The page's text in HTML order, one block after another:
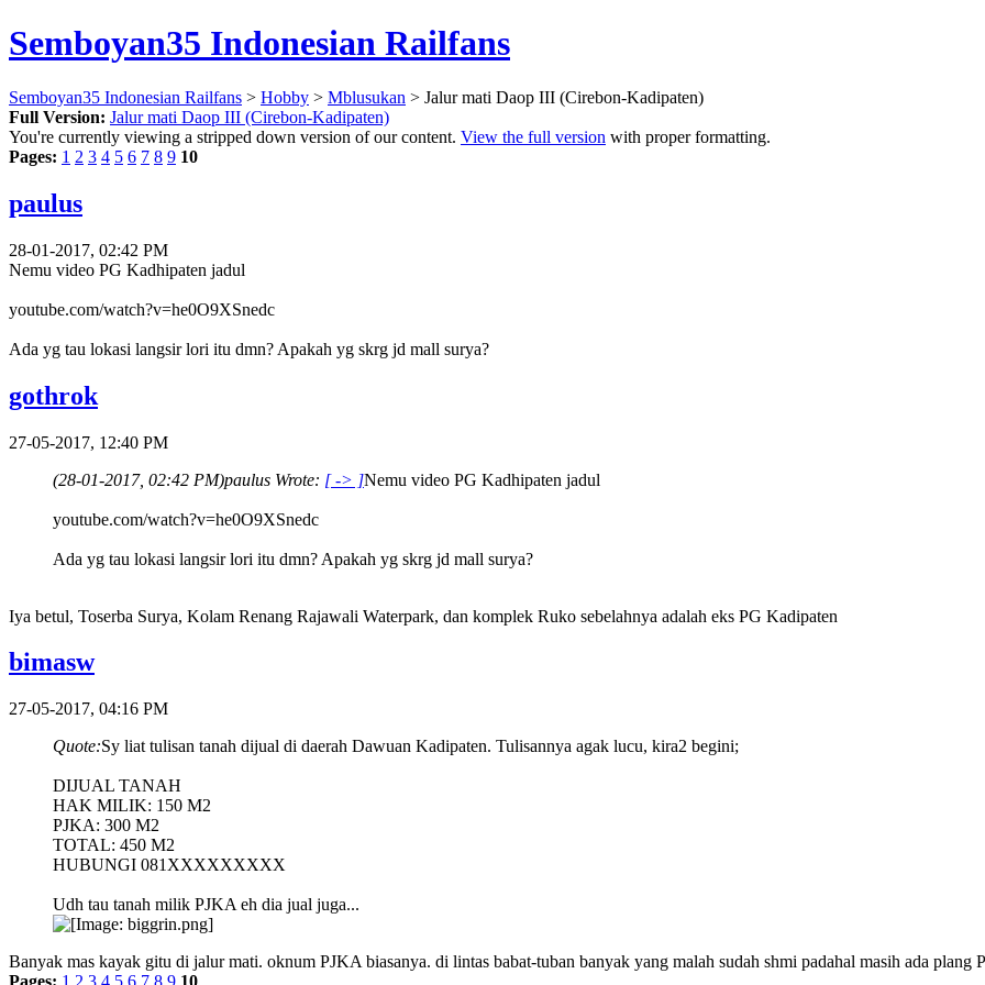
Semboyan35 Indonesian Railfans
Semboyan35 Indonesian Railfans > Hobby > Mblusukan > Jalur mati Daop III (Cirebon-Kadipaten)
Full Version: Jalur mati Daop III (Cirebon-Kadipaten)
You're currently viewing a stripped down version of our content. View the full version with proper formatting.
Pages: 1 2 3 4 5 6 7 8 9 10
paulus
28-01-2017, 02:42 PM
Nemu video PG Kadhipaten jadul
youtube.com/watch?v=he0O9XSnedc
Ada yg tau lokasi langsir lori itu dmn? Apakah yg skrg jd mall surya?
gothrok
27-05-2017, 12:40 PM
(28-01-2017, 02:42 PM)paulus Wrote: [ -> ]Nemu video PG Kadhipaten jadul
youtube.com/watch?v=he0O9XSnedc
Ada yg tau lokasi langsir lori itu dmn? Apakah yg skrg jd mall surya?
Iya betul, Toserba Surya, Kolam Renang Rajawali Waterpark, dan komplek Ruko sebelahnya adalah eks PG Kadipaten
bimasw
27-05-2017, 04:16 PM
Quote:Sy liat tulisan tanah dijual di daerah Dawuan Kadipaten. Tulisannya agak lucu, kira2 begini;
DIJUAL TANAH
HAK MILIK: 150 M2
PJKA: 300 M2
TOTAL: 450 M2
HUBUNGI 081XXXXXXXXX
Udh tau tanah milik PJKA eh dia jual juga...
Banyak mas kayak gitu di jalur mati. oknum PJKA biasanya. di lintas babat-tuban banyak yang malah sudah shmi padahal masih ada plang